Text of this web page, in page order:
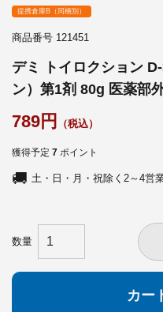
提携倉庫B（同梱別）
商品番号 121451
デミ トイロクション
ン）第1剤 80g 医薬部
789
獲得予定 7 ポイント
土・日・月・祝除く2～4営
カー